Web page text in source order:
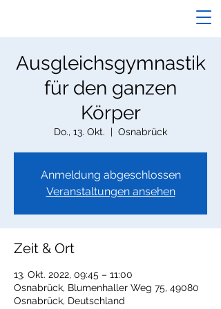
Ausgleichsgymnastik
für den ganzen
Körper
Do., 13. Okt.
  |
Osnabrück
Anmeldung abgeschlossen
Veranstaltungen ansehen
Zeit & Ort
13. Okt. 2022, 09:45 – 11:00
Osnabrück, Blumenhaller Weg 75, 49080
Osnabrück, Deutschland